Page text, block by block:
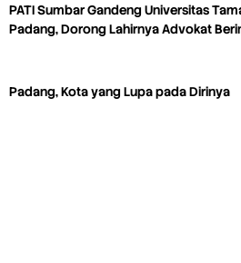
PATI Sumbar Gandeng Universitas
Padang, Dorong Lahirnya Advokat
Padang, Kota yang Lupa pada Dirinya